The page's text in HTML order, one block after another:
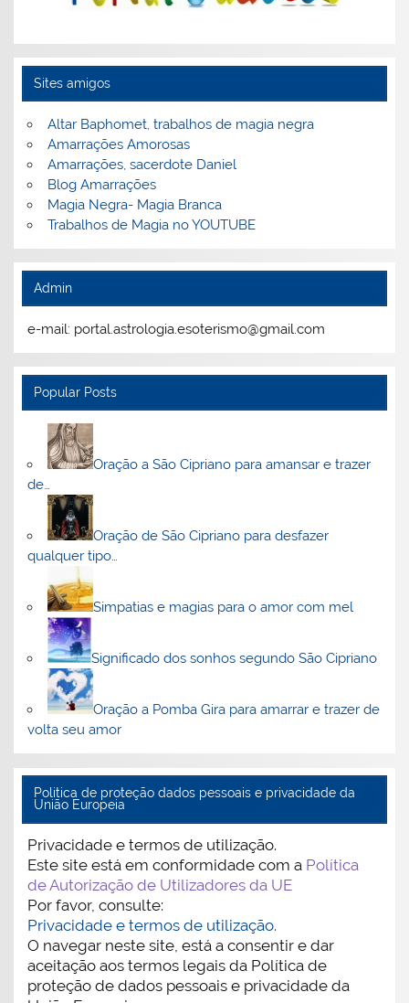
Sites amigos
Altar Baphomet, trabalhos de magia negra
Amarrações Amorosas
Amarrações, sacerdote Daniel
Blog Amarrações
Magia Negra- Magia Branca
Trabalhos de Magia no YOUTUBE
Admin
e-mail: portal.astrologia.esoterismo@gmail.com
Popular Posts
Oração a São Cipriano para amansar e trazer
de…
Oração de São Cipriano para desfazer
qualquer tipo…
Simpatias e magias para o amor com mel
Significado dos sonhos segundo São Cipriano
Oração a Pomba Gira para amarrar e trazer de
volta seu amor
Politica de proteção dados pessoais e privacidade da
União Europeia
Privacidade e termos de utilização.
Este site está em conformidade com a Política
de Autorização de Utilizadores da UE
Por favor, consulte:
Privacidade e termos de utilização.
O navegar neste site, está a consentir e dar
aceitação aos termos legais da Política de
proteção de dados pessoais e privacidade da